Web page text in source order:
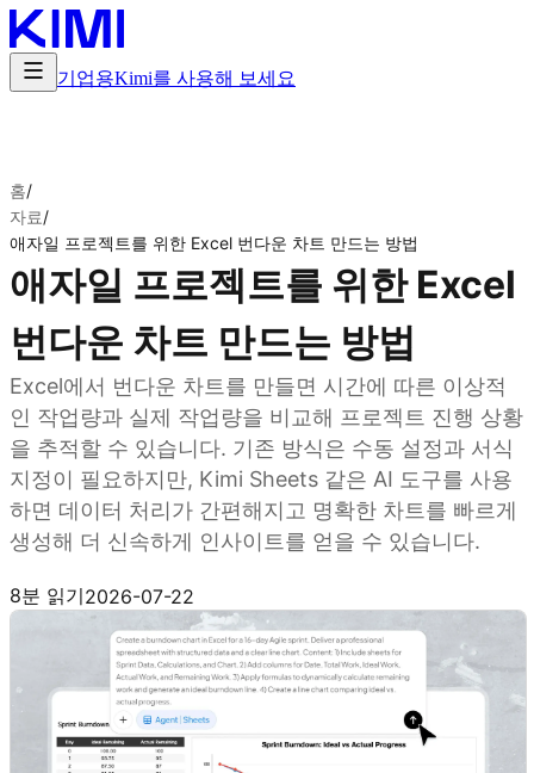
기업용Kimi를 사용해 보세요
홈/
자료/
애자일 프로젝트를 위한 Excel 번다운 차트 만드는 방법
애자일 프로젝트를 위한 Excel
번다운 차트 만드는 방법
Excel에서 번다운 차트를 만들면 시간에 따른 이상적
인 작업량과 실제 작업량을 비교해 프로젝트 진행 상황
을 추적할 수 있습니다. 기존 방식은 수동 설정과 서식
지정이 필요하지만, Kimi Sheets 같은 AI 도구를 사용
하면 데이터 처리가 간편해지고 명확한 차트를 빠르게
생성해 더 신속하게 인사이트를 얻을 수 있습니다.
8분 읽기2026-07-22